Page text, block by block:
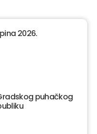
2026.
puhačkog